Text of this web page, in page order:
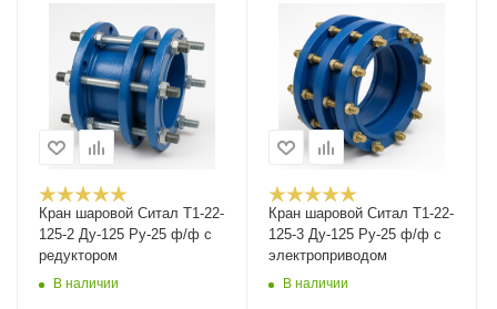
Кран шаровой Cитал T1-22-
125-2 Ду-125 Ру-25 ф/ф с
редуктором
В наличии
Кран шаровой Cитал T1-22-
125-3 Ду-125 Ру-25 ф/ф с
электроприводом
В наличии